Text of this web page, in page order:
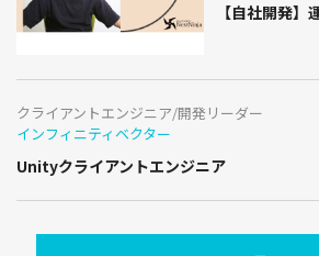
【自社開発】
クライアントエンジニア/開発リーダー
インフィニティベクター
Unityクライアントエンジニア